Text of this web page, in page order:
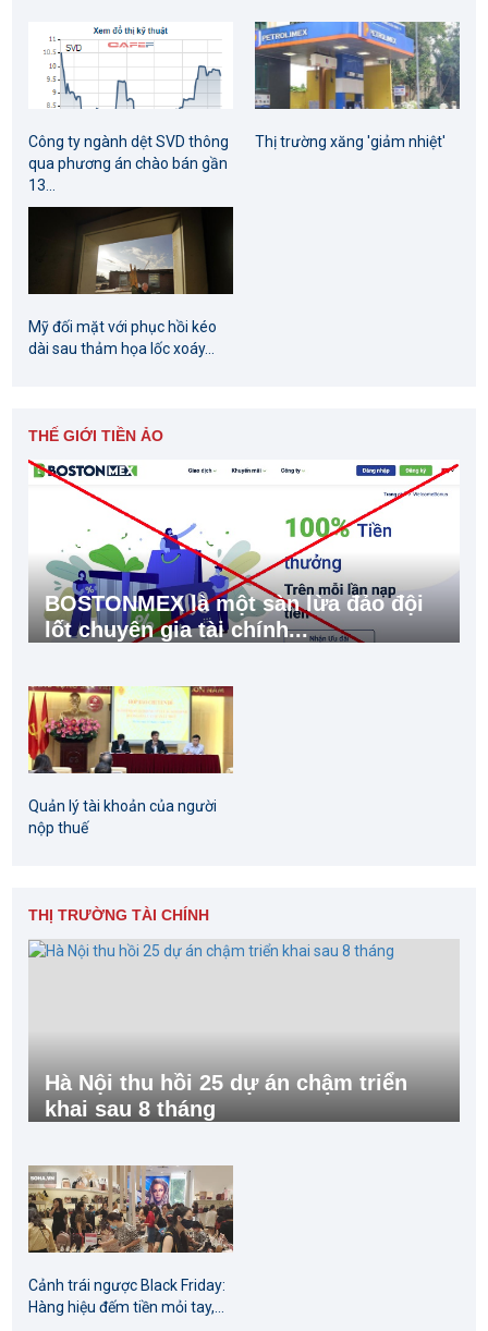
Công ty ngành dệt SVD thông
qua phương án chào bán gần
13...
Thị trường xăng 'giảm nhiệt'
Mỹ đối mặt với phục hồi kéo
dài sau thảm họa lốc xoáy...
THẾ GIỚI TIỀN ẢO
BOSTONMEX là một sàn lừa đảo đội
lốt chuyên gia tài chính...
Quản lý tài khoản của người
nộp thuế
THỊ TRƯỜNG TÀI CHÍNH
Hà Nội thu hồi 25 dự án chậm triển
khai sau 8 tháng
Cảnh trái ngược Black Friday:
Hàng hiệu đếm tiền mỏi tay,...